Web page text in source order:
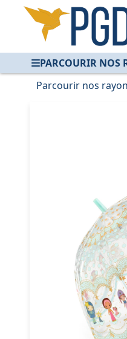
PARCOURIR NOS
Parcourir nos